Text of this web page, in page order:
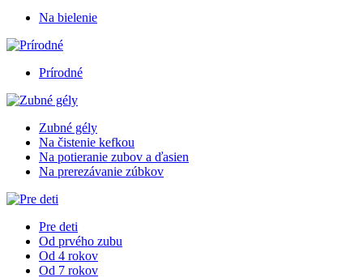
Na bielenie
Prírodné
Zubné gély
Na čistenie kefkou
Na potieranie zubov a ďasien
Na prerezávanie zúbkov
Pre deti
Od prvého zubu
Od 4 rokov
Od 7 rokov